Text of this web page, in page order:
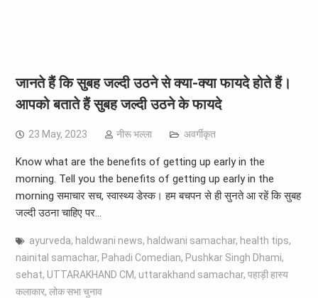
जानते हैं कि सुबह जल्दी उठने से क्या-क्या फायदे होते हैं।
आपको बताते हैं सुबह जल्दी उठने के फायदे
23 May, 2023 नीरू भल्ला अवर्गीकृत
Know what are the benefits of getting up early in the
morning. Tell you the benefits of getting up early in the
morning समाचार सच, स्वास्थ्य डेस्क। हम बचपन से ही सुनते आ रहें कि सुबह
जल्दी उठना चाहिए पर…
ayurveda, haldwani news, haldwani samachar, health tips,
nainital samachar, Pahadi Comedian, Pushkar Singh Dhami,
sehat, UTTARAKHAND CM, uttarakhand samachar, पहाड़ी हास्य
कलाकार, लोक सभा चुनाव